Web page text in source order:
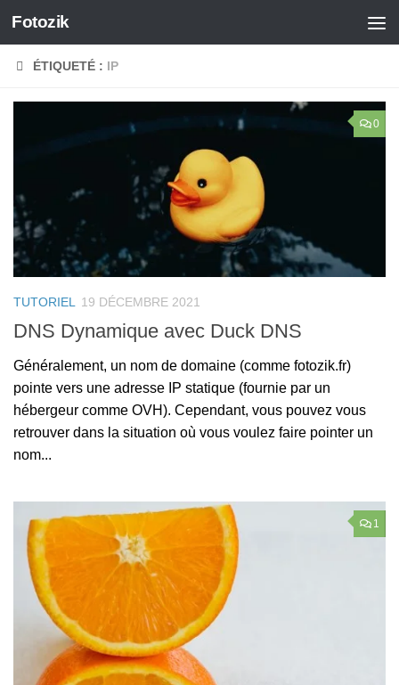
Skip to content
Fotozik
ÉTIQUETÉ : IP
0
TUTORIEL 19 DÉCEMBRE 2021
DNS Dynamique avec Duck DNS
Généralement, un nom de domaine (comme fotozik.fr)
pointe vers une adresse IP statique (fournie par un
hébergeur comme OVH). Cependant, vous pouvez vous
retrouver dans la situation où vous voulez faire pointer un
nom...
1